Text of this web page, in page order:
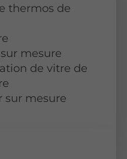
thermos de
mesure
de vitre de
sur mesure